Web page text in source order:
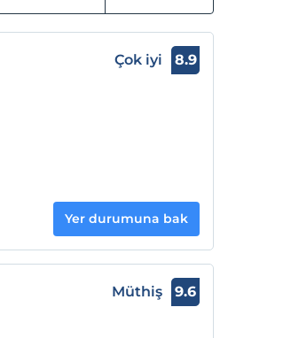
Çok iyi 8.9
Yer durumuna bak
Müthiş 9.6